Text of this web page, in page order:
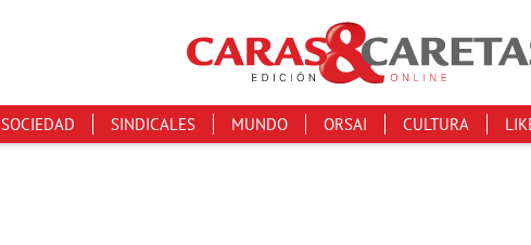
SOCIEDAD SINDICALES MUNDO ORSAI CULTURA